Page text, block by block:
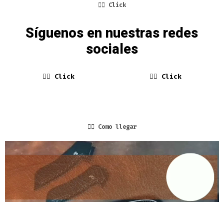
👆🏼 Click
Síguenos en nuestras redes
sociales
👆🏼 Click 👆🏼 Click
👆🏼 Como llegar